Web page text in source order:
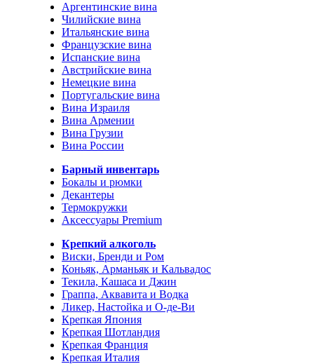
Аргентинские вина
Чилийские вина
Итальянские вина
Французские вина
Испанские вина
Австрийские вина
Немецкие вина
Португальские вина
Вина Израиля
Вина Армении
Вина Грузии
Вина России
Барный инвентарь
Бокалы и рюмки
Декантеры
Термокружки
Аксессуары Premium
Крепкий алкоголь
Виски, Бренди и Ром
Коньяк, Арманьяк и Кальвадос
Текила, Кашаса и Джин
Граппа, Аквавита и Водка
Ликер, Настойка и О-де-Ви
Крепкая Япония
Крепкая Шотландия
Крепкая Франция
Крепкая Италия